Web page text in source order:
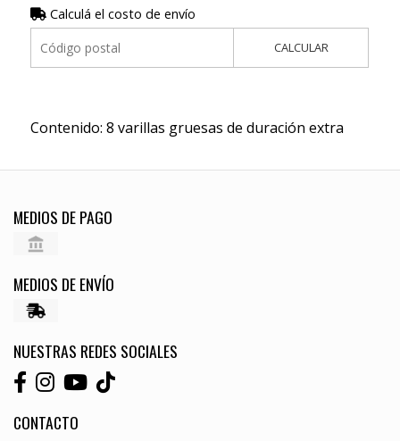
Calculá el costo de envío
CALCULAR
Contenido: 8 varillas gruesas de duración extra
MEDIOS DE PAGO
MEDIOS DE ENVÍO
NUESTRAS REDES SOCIALES
CONTACTO